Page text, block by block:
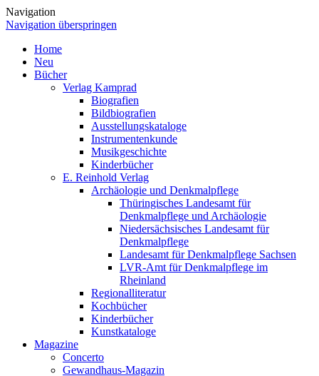
Navigation
Navigation überspringen
Home
Neu
Bücher
Verlag Kamprad
Biografien
Bildbiografien
Ausstellungskataloge
Instrumentenkunde
Musikgeschichte
Kinderbücher
E. Reinhold Verlag
Archäologie und Denkmalpflege
Thüringisches Landesamt für
Denkmalpflege und Archäologie
Niedersächsisches Landesamt für
Denkmalpflege
Landesamt für Denkmalpflege Sachsen
LVR-Amt für Denkmalpflege im
Rheinland
Regionalliteratur
Kochbücher
Kinderbücher
Kunstkataloge
Magazine
Concerto
Gewandhaus-Magazin